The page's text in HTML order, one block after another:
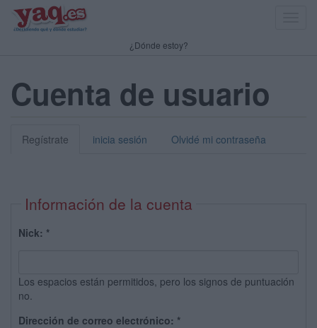
¿Dónde estoy?
Cuenta de usuario
Regístrate inicia sesión Olvidé mi contraseña
Información de la cuenta
Nick: *
Los espacios están permitidos, pero los signos de puntuación
no.
Dirección de correo electrónico: *